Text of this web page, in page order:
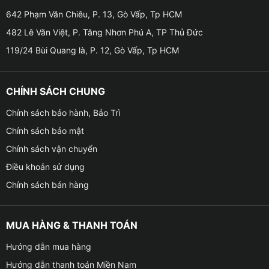
nhất đó là ánh sáng đèn xe zin vẫn chưa đủ mạnh.
đèn xe xuống cấp cũng khiến cho hiệu suất ánh sáng
giảm dần. Độ đèn xe sẽ là giải pháp hoàn hảo nhất để
khắc phục nhược điểm này cho xe, giúp cho xế hộp
của bạn được :
642 Phạm Văn Chiêu, P. 13, Gò Vấp, Tp HCM
482 Lê Văn Việt, P. Tăng Nhơn Phú A, TP Thủ Đức
119/24 Bùi Quang là, P. 12, Gò Vấp, Tp HCM
CHÍNH SÁCH CHUNG
Chính sách bảo hành, Bảo Trì
Chính sách bảo mật
Chính sách vận chuyển
Điều khoản sử dụng
Chính sách bán hàng
MUA HÀNG & THANH TOÁN
Hướng dẫn mua hàng
Hướng dẫn thanh toán Miền Nam